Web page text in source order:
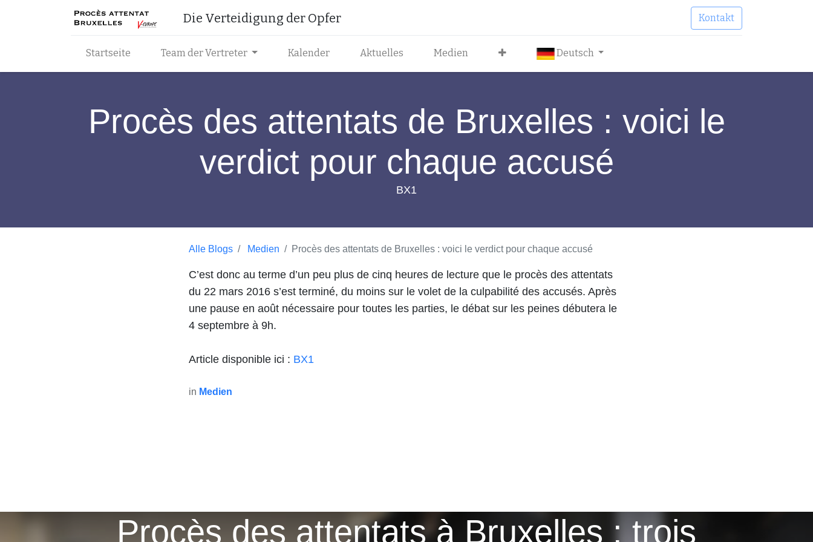
​Die Verteidigung der Opfer Kontakt
Startseite Team der Vertreter Kalender Aktuelles Medien Deutsch
Procès des attentats de Bruxelles : voici le
verdict pour chaque accusé
BX1
Alle Blogs Medien Procès des attentats de Bruxelles : voici le verdict pour chaque accusé
C’est donc au terme d’un peu plus de cinq heures de lecture que le procès des attentats
du 22 mars 2016 s’est terminé, du moins sur le volet de la culpabilité des accusés. Après
une pause en août nécessaire pour toutes les parties, le débat sur les peines débutera le
4 septembre à 9h.
Article disponible ici : BX1
in Medien
Procès des attentats à Bruxelles : trois